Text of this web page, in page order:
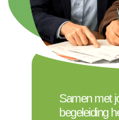
Samen met
begeleiding